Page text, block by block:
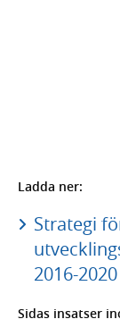
Ladda ner:
Strategi
2016-
Sidas insatser